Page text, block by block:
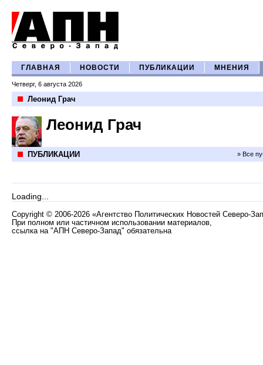
ГЛАВНАЯ НОВОСТИ ПУБЛИКАЦИИ МНЕНИЯ
Четверг, 6 августа 2026
Леонид Грач
Леонид Грач
ПУБЛИКАЦИИ » Все
Loading...
Copyright © 2006-2026 «Агентство Политических Новостей Северо-
При полном или частичном использовании материалов,
ссылка на "АПН Северо-Запад" обязательна